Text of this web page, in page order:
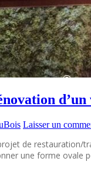
Laisser un
de restauration/
une forme